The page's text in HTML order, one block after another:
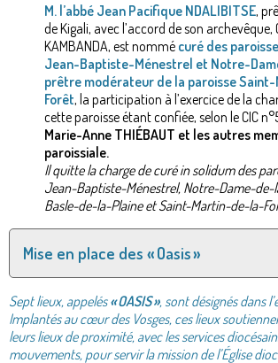
M. l’abbé Jean Pacifique NDALIBITSE,
de Kigali, avec l’accord de son
KAMBANDA, est nommé curé des
Jean-Baptiste-Ménestrel et Notre-
prêtre modérateur de la paroisse
Forêt, la participation à l’exercice de la
cette paroisse étant confiée, selon le CIC
Marie-Anne THIÉBAUT et les autres
paroissiale.
Il quitte la charge de curé in solidum des
Jean-Baptiste-Ménestrel, Notre-Dame-de-
Basle-de-la-Plaine et Saint-Martin-de-la-
Mise en place des « Oasis »
Sept lieux, appelés« OASIS », sont désignés dans
Implantés au cœur des Vosges, ces lieux
leurs lieux de proximité, avec les services
mouvements, pour servir la mission de l’Église